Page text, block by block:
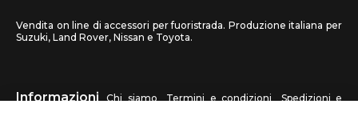
Vendita on line di accessori per fuoristrada. Produzione italiana per
Suzuki, Land Rover, Nissan e Toyota.
Informazioni Chi siamo Termini e condizioni
Spedizioni e